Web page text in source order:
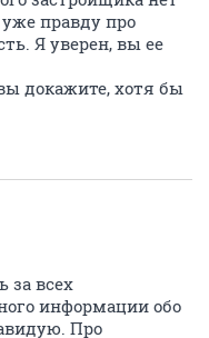
уже правду про
Я уверен, вы ее
докажите, хотя бы
за всех
информации обо
Про